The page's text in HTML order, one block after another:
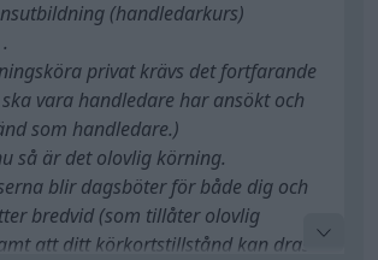
(handledarkurs)
.
privat krävs det fortfarande
vara handledare har ansökt och
som handledare.)
så är det olovlig körning.
blir dagsböter för både dig och
bredvid (som tillåter olovlig
att ditt körkortstillstånd kan dras